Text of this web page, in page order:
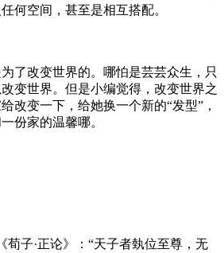
何空间，甚至是相互搭配。
了改变世界的。哪怕是芸芸众生，只
变世界。但是小编觉得，改变世界之
改变一下，给她换一个新的“发型”，
份家的温馨哪。
荀子·正论》：“天子者埶位至尊，无